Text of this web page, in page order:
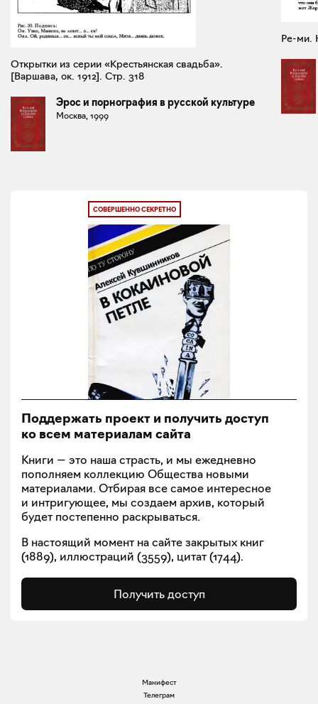
Открытки из серии «Крестьянская свадьба».
[Варшава, ок. 1912]. Стр. 318
Эрос и порнография в русской культуре
Москва, 1999
Ре-ми.
СОВЕРШЕННО СЕКРЕТНО
Поддержать проект и получить доступ
ко всем материалам сайта
Книги — это наша страсть, и мы ежедневно
пополняем коллекцию Общества новыми
материалами. Отбирая все самое интересное
и интригующее, мы создаем архив, который
будет постепенно раскрываться.
В настоящий момент на сайте закрытых книг
(1889), иллюстраций (3559), цитат (1744).
Получить доступ
Манифест
Телеграм